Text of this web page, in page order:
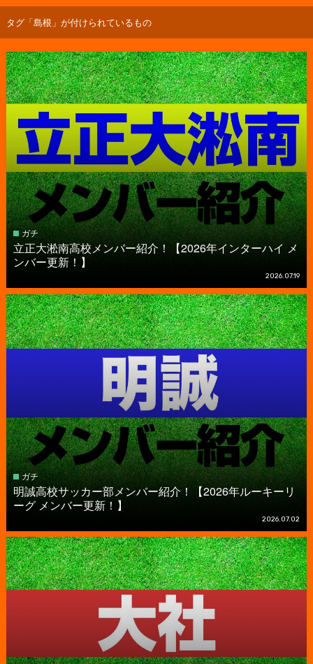
タグ「島根」が付けられているもの
ガチ
立正大淞南高校メンバー紹介！【2026年インターハイ メ
ンバー更新！】
2026.07.19
ガチ
明誠高校サッカー部メンバー紹介！【2026年ルーキーリ
ーグ メンバー更新！】
2026.07.02